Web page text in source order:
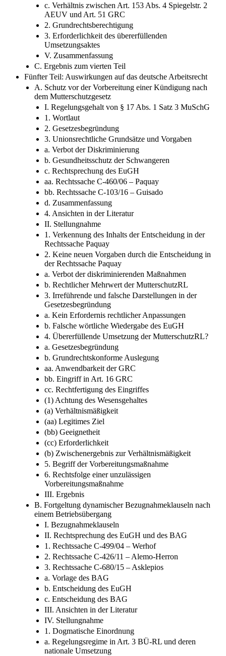
c. Verhältnis zwischen Art. 153 Abs. 4 Spiegelstr. 2
AEUV und Art. 51 GRC
2. Grundrechtsberechtigung
3. Erforderlichkeit des übererfüllenden
Umsetzungsaktes
V. Zusammenfassung
C. Ergebnis zum vierten Teil
Fünfter Teil: Auswirkungen auf das deutsche Arbeitsrecht
A. Schutz vor der Vorbereitung einer Kündigung nach
dem Mutterschutzgesetz
I. Regelungsgehalt von § 17 Abs. 1 Satz 3 MuSchG
1. Wortlaut
2. Gesetzesbegründung
3. Unionsrechtliche Grundsätze und Vorgaben
a. Verbot der Diskriminierung
b. Gesundheitsschutz der Schwangeren
c. Rechtsprechung des EuGH
aa. Rechtssache C-460/06 – Paquay
bb. Rechtssache C-103/16 – Guisado
d. Zusammenfassung
4. Ansichten in der Literatur
II. Stellungnahme
1. Verkennung des Inhalts der Entscheidung in der
Rechtssache Paquay
2. Keine neuen Vorgaben durch die Entscheidung in
der Rechtssache Paquay
a. Verbot der diskriminierenden Maßnahmen
b. Rechtlicher Mehrwert der MutterschutzRL
3. Irreführende und falsche Darstellungen in der
Gesetzesbegründung
a. Kein Erfordernis rechtlicher Anpassungen
b. Falsche wörtliche Wiedergabe des EuGH
4. Übererfüllende Umsetzung der MutterschutzRL?
a. Gesetzesbegründung
b. Grundrechtskonforme Auslegung
aa. Anwendbarkeit der GRC
bb. Eingriff in Art. 16 GRC
cc. Rechtfertigung des Eingriffes
(1) Achtung des Wesensgehaltes
(a) Verhältnismäßigkeit
(aa) Legitimes Ziel
(bb) Geeignetheit
(cc) Erforderlichkeit
(b) Zwischenergebnis zur Verhältnismäßigkeit
5. Begriff der Vorbereitungsmaßnahme
6. Rechtsfolge einer unzulässigen
Vorbereitungsmaßnahme
III. Ergebnis
B. Fortgeltung dynamischer Bezugnahmeklauseln nach
einem Betriebsübergang
I. Bezugnahmeklauseln
II. Rechtsprechung des EuGH und des BAG
1. Rechtssache C-499/04 – Werhof
2. Rechtssache C-426/11 – Alemo-Herron
3. Rechtssache C-680/15 – Asklepios
a. Vorlage des BAG
b. Entscheidung des EuGH
c. Entscheidung des BAG
III. Ansichten in der Literatur
IV. Stellungnahme
1. Dogmatische Einordnung
a. Regelungsregime in Art. 3 BÜ-RL und deren
nationale Umsetzung